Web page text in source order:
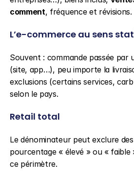
comment, fréquence et révisions.
L’e-commerce au sens
Souvent : commande passée par
(site, app…), peu importe la
exclusions (certains services,
selon le pays.
Retail total
Le dénominateur peut exclure
pourcentage « élevé » ou « faible
ce périmètre.